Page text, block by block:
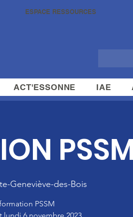
ESPACE RESSOURCES
ACT'ESSONNE IAE
Geneviève-des-Bois
PSSM